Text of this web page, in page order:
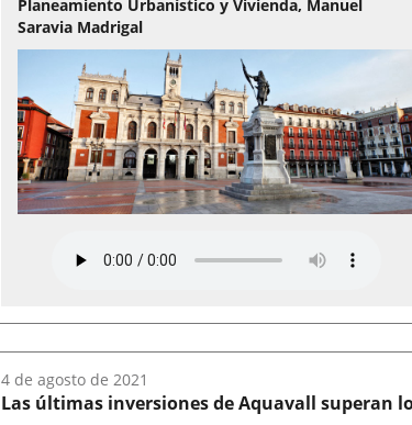
Planeamiento Urbanístico y Vivienda, Manuel
Saravia Madrigal
Fecha
del
4 de agosto de 2021
Las últimas inversiones de Aquavall superan